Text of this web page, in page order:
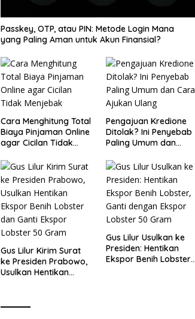
Passkey, OTP, atau PIN: Metode Login Mana
yang Paling Aman untuk Akun Finansial?
Cara Menghitung Total
Biaya Pinjaman Online
agar Cicilan Tidak
Pengajuan Kredione
Ditolak? Ini Penyebab
Paling Umum dan
Gus Lilur Kirim Surat
ke Presiden Prabowo,
Usulkan Hentikan
Lobster 50 Gram
Gus Lilur Usulkan ke
Presiden: Hentikan
Ekspor Benih Lobster,